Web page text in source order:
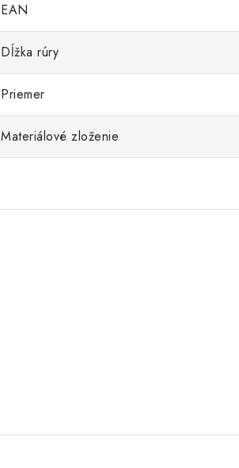
EAN
Dĺžka rúry
Priemer
Materiálové zloženie